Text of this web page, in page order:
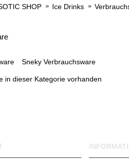
SHOP Ice Drinks
Sneky Verbrauchsware
in dieser Kategorie vorhanden